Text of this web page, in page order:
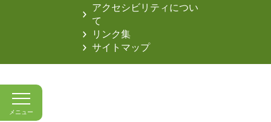
メニュー
アクセシビリティについ
て
リンク集
サイトマップ